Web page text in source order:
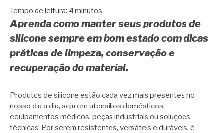
Tempo de leitura: 4 minutos
Aprenda como manter seus produtos de
silicone sempre em bom estado com dicas
práticas de limpeza, conservação e
recuperação do material.
Produtos de silicone estão cada vez mais presentes no
nosso dia a dia, seja em utensílios domésticos,
equipamentos médicos, peças industriais ou soluções
técnicas. Por serem resistentes, versáteis e duráveis, é